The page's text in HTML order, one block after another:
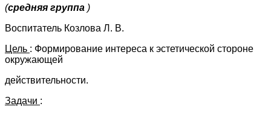
(средняя группа )
Воспитатель Козлова Л. В.
Цель : Формирование интереса к эстетической стороне
окружающей
действительности.
Задачи :